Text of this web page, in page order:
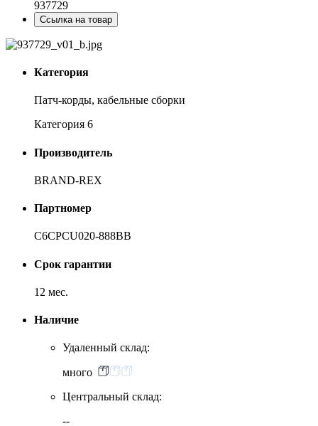
937729
Ссылка на товар
Категория
Патч-корды, кабельные сборки
Категория 6
Производитель
BRAND-REX
Партномер
C6CPCU020-888BB
Срок гарантии
12 мес.
Наличие
Удаленный склад:
много
Центральный склад:
--